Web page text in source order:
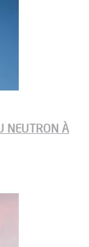
NEUTRON À